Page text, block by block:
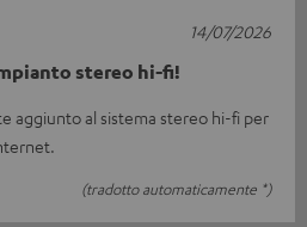
stereo hi-fi!
aggiunto al sistema stereo hi-fi per
(tradotto automaticamente *)
14/07/2026